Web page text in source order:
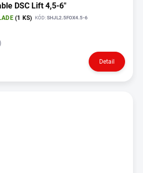
DSC Lift 4,5-6"
(1 KS) KÓD:SHJL2.5FOX4.5-6
Detail